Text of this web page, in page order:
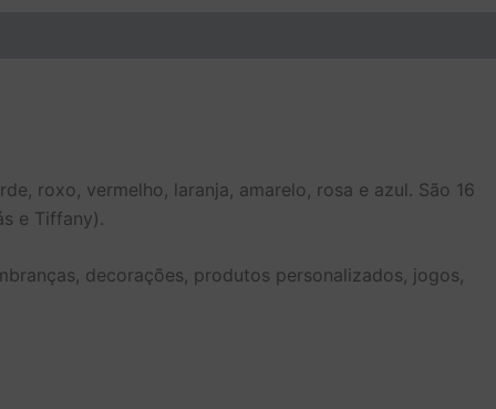
roxo, vermelho, laranja, amarelo, rosa e azul. São 16
e Tiffany).
decorações, produtos personalizados, jogos,